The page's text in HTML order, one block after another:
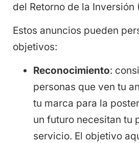
del Retorno de la Inversión
Estos anuncios pueden
objetivos:
Reconocimiento:
personas que ven tu
tu marca para la
un futuro necesitan tu
servicio. El objetivo